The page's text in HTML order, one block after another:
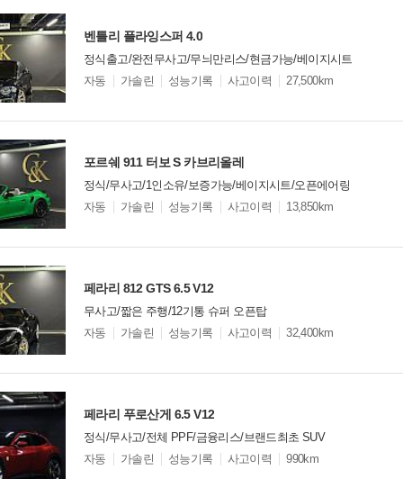
벤틀리 플라잉스퍼 4.0
정식출고/완전무사고/무늬만리스/현금가능/베이지시트
모
션
자동 가솔린 성능기록 사고이력 27,500km
포르쉐 911 터보 S 카브리올레
정식/무사고/1인소유/보증가능/베이지시트/오픈에어링
모
션
자동 가솔린 성능기록 사고이력 13,850km
페라리 812 GTS 6.5 V12
무사고/짧은 주행/12기통 슈퍼 오픈탑
모
션
자동 가솔린 성능기록 사고이력 32,400km
페라리 푸로산게 6.5 V12
정식/무사고/전체 PPF/금융리스/브랜드최초 SUV
모
자동 가솔린 성능기록 사고이력 990km